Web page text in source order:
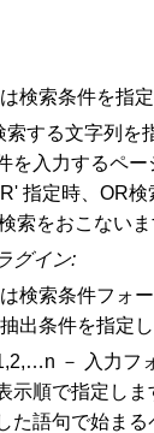
検索条件を指定
索する文字列を
を入力するペー
指定時、OR
索をおこないま
グイン:
検索条件フォ
出条件を指定し
－ 入力フ
示順で指定しま
た語句で始ま